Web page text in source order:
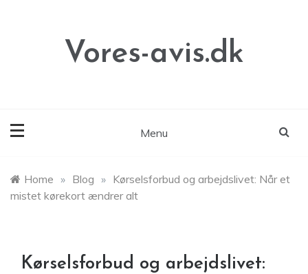
Vores-avis.dk
Menu
Home » Blog » Kørselsforbud og arbejdslivet: Når et
mistet kørekort ændrer alt
Kørselsforbud og arbejdslivet: